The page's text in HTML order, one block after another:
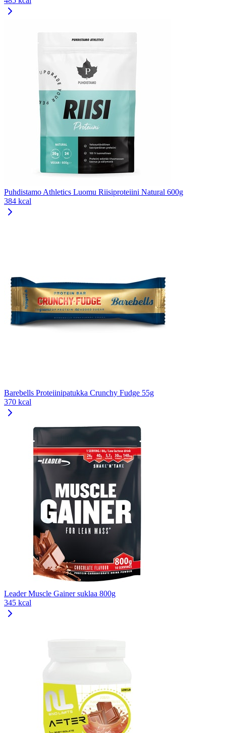
Puhdistamo Athletics Luomu Riisiproteiini Natural 600g
384 kcal
Barebells Proteiinipatukka Crunchy Fudge 55g
370 kcal
Leader Muscle Gainer suklaa 800g
345 kcal